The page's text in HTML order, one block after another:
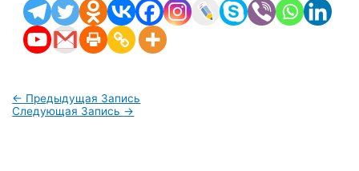
← Предыдущая Запись
Следующая Запись →